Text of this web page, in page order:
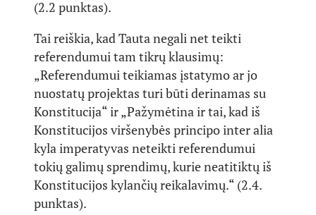
(2.2 punktas).
Tai reiškia, kad Tauta negali net teikti
referendumui tam tikrų klausimų:
„Referendumui teikiamas įstatymo ar jo
nuostatų projektas turi būti derinamas su
Konstitucija“ ir „Pažymėtina ir tai, kad iš
Konstitucijos viršenybės principo inter alia
kyla imperatyvas neteikti referendumui
tokių galimų sprendimų, kurie neatitiktų iš
Konstitucijos kylančių reikalavimų.“ (2.4.
punktas).